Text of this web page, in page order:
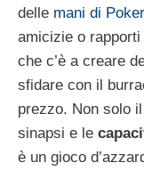
delle mani di Poker
amicizie o
che c’è a creare
sfidare con il
prezzo. Non solo
sinapsi e le
è un gioco